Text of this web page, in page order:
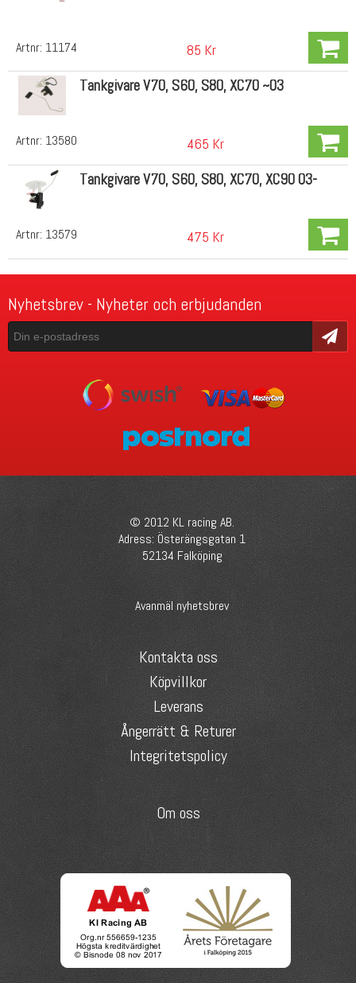
Artnr: 11174 85 Kr
Artnr: 13580
Tankgivare V70, S60, S80, XC70 ~03
465 Kr
Artnr: 13579
Tankgivare V70, S60, S80, XC70, XC90 03-
475 Kr
Nyhetsbrev - Nyheter och erbjudanden
Skicka
© 2012 KL racing AB.
Adress: Österängsgatan 1
52134 Falköping
Avanmäl nyhetsbrev
Kontakta oss
Köpvillkor
Leverans
Ångerrätt & Returer
Integritetspolicy
Om oss